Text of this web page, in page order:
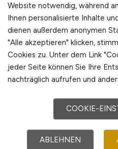
Frankfurt
HSE Manager /
Website notwendig, während
Ihnen personalisierte Inhalte
dienen außerdem anonymen
"Alle akzeptieren" klicken,
Cookies zu. Unter dem Link
jeder Seite können Sie Ihre
nachträglich aufrufen und
COOKIE-
ABLEHNEN